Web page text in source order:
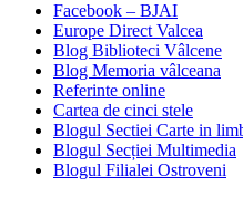
Facebook – BJAI
Europe Direct Valcea
Blog Biblioteci Vâlcene
Blog Memoria vâlceana
Referinte online
Cartea de cinci stele
Blogul Sectiei Carte in
Blogul Secției Multimedia
Blogul Filialei Ostroveni